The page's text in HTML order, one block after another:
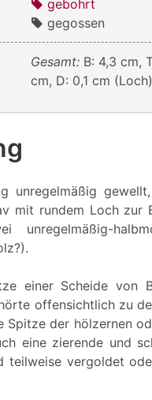
gebohrt
gegossen
Gesamt: B: 4,3 cm,
cm, D: 0,1 cm (Loch)
unregelmäßig
mit rundem Loch zur
einer Scheide von
offensichtlich zu
Spitze der hölzernen
eine zierende und
teilweise vergoldet